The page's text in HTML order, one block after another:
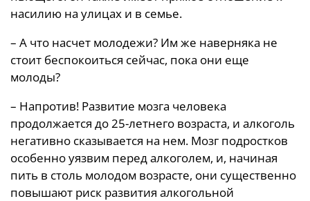
насилию на улицах и в семье.
– А что насчет молодежи? Им же наверняка не
стоит беспокоиться сейчас, пока они еще
молоды?
– Напротив! Развитие мозга человека
продолжается до 25-летнего возраста, и алкоголь
негативно сказывается на нем. Мозг подростков
особенно уязвим перед алкоголем, и, начиная
пить в столь молодом возрасте, они существенно
повышают риск развития алкогольной